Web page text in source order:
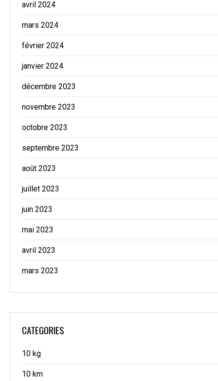
avril 2024
mars 2024
février 2024
janvier 2024
décembre 2023
novembre 2023
octobre 2023
septembre 2023
août 2023
juillet 2023
juin 2023
mai 2023
avril 2023
mars 2023
CATEGORIES
10 kg
10 km